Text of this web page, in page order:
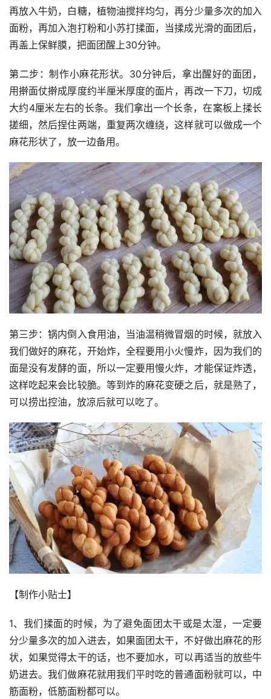
再放入牛奶，白糖，植物油搅拌均匀，再分少量多次的加入
面粉，再加入泡打粉和小苏打揉面，当揉成光滑的面团后，
再盖上保鲜膜，把面团醒上30分钟。
第二步：制作小麻花形状。30分钟后，拿出醒好的面团，
用擀面仗擀成厚度约半厘米厚度的面片，再改一下刀，切成
大约4厘米左右的长条。我们拿出一个长条，在案板上揉长
搓细，然后捏住两端，重复两次缠绕，这样就可以做成一个
麻花形状了，放一边备用。
第三步：锅内倒入食用油，当油温稍微冒烟的时候，就放入
我们做好的麻花，开始炸，全程要用小火慢炸，因为我们的
面是没有发酵的面，所以一定要用慢火炸，才能保证炸透，
这样吃起来会比较脆。等到炸的麻花变硬之后，就是熟了，
可以捞出控油，放凉后就可以吃了。
【制作小贴士】
1、我们揉面的时候，为了避免面团太干或是太湿，一定要
分少量多次的加入进去，如果面团太干，不好做出麻花的形
状，如果觉得太干的话，也不要加水，可以再适当的放些牛
奶进去。我们做麻花就用我们平时吃的普通面粉就可以，中
筋面粉，低筋面粉都可以。